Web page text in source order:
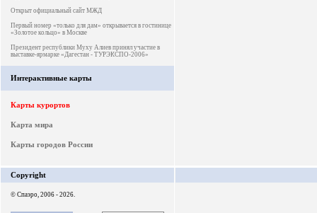
Открыт официальный сайт МЖД
Первый номер «только для дам» открывается в гостинице
«Золотое кольцо» в Москве
Президент республики Муху Алиев принял участие в
выставке-ярмарке «Дагестан - ТУРЭКСПО-2006»
Интерактивные карты
Карты курортов
Карта мира
Карты городов России
Copyright
© Спаэро, 2006 - 2026.